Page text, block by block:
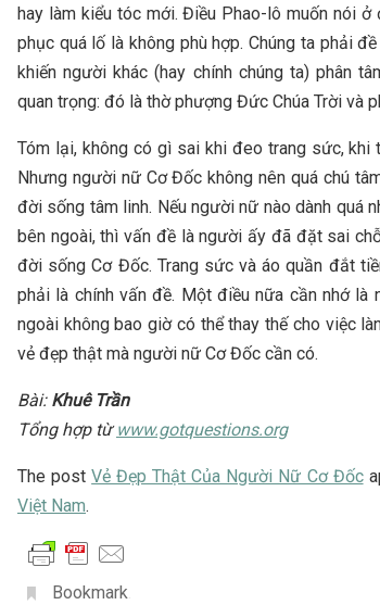
hay làm kiểu tóc mới. Điều Phao-lô muốn nói
phục quá lố là không phù hợp. Chúng ta phải
khiến người khác (hay chính chúng ta) phân
quan trọng: đó là thờ phượng Đức Chúa Trời và
Tóm lại, không có gì sai khi đeo trang sức, khi
Nhưng người nữ Cơ Đốc không nên quá chú
đời sống tâm linh. Nếu người nữ nào dành quá
bên ngoài, thì vấn đề là người ấy đã đặt sai
đời sống Cơ Đốc. Trang sức và áo quần đắt
phải là chính vấn đề. Một điều nữa cần nhớ
ngoài không bao giờ có thể thay thế cho việc
vẻ đẹp thật mà người nữ Cơ Đốc cần có.
Bài: Khuê Trần
Tổng hợp từwww.gotquestions.org
The postVẻ Đẹp Thật Của Người Nữ Cơ Đốc
Việt Nam.
Bookmark.